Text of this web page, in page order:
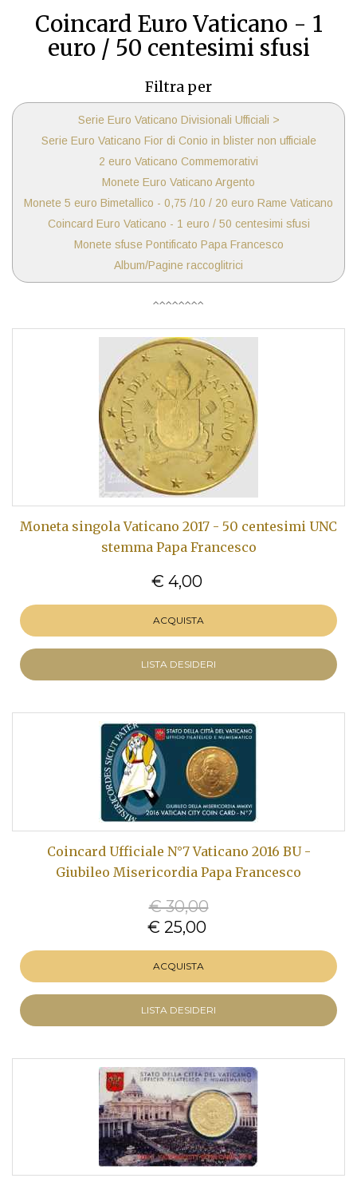
Coincard Euro Vaticano - 1
euro / 50 centesimi sfusi
Filtra per
Serie Euro Vaticano Divisionali Ufficiali >
Serie Euro Vaticano Fior di Conio in blister non ufficiale
2 euro Vaticano Commemorativi
Monete Euro Vaticano Argento
Monete 5 euro Bimetallico - 0,75 /10 / 20 euro Rame Vaticano
Coincard Euro Vaticano - 1 euro / 50 centesimi sfusi
Monete sfuse Pontificato Papa Francesco
Album/Pagine raccoglitrici
Moneta singola Vaticano 2017 - 50 centesimi UNC
stemma Papa Francesco
€ 4,00
ACQUISTA
LISTA DESIDERI
Coincard Ufficiale N°7 Vaticano 2016 BU -
Giubileo Misericordia Papa Francesco
€ 30,00
€ 25,00
ACQUISTA
LISTA DESIDERI